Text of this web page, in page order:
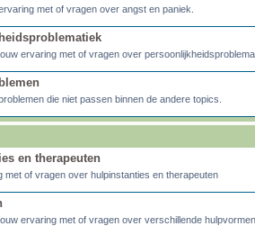
met of vragen over angst en paniek.
ervaring met of vragen over
die niet passen binnen de andere topics.
en therapeuten
met of vragen over hulpinstanties en therapeuten
ervaring met of vragen over verschillende